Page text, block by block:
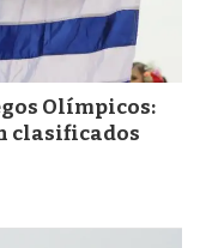
Olímpicos:
clasificados